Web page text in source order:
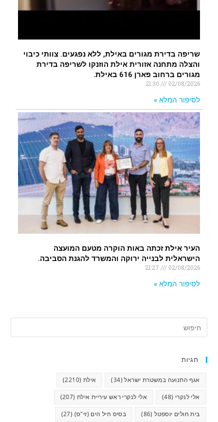
שריפה בדירת מגורים באילת, ללא נפגעים. צוותי כיבוי
והצלה מתחנה אזורית אילת הוזנקו לשריפה בדירת
מגורים ברחוב פארן 616 באילת.
02/08/2026
לסיפור המלא »
העיר אילת זכתה באות הוקרה מטעם המועצה
הישראלית לבנייה ירוקה והמשרד להגנת הסביבה.
02/08/2026
לסיפור המלא »
תגיות
אגף התנועה במשטרת ישראל(34) אילת (2210)
אלי לנקרי (48) אלי לנקרי ראש עיריית אילת (207)
בית חולים יוספטל(86) בסיס חיל הים (זי"ס) (27)